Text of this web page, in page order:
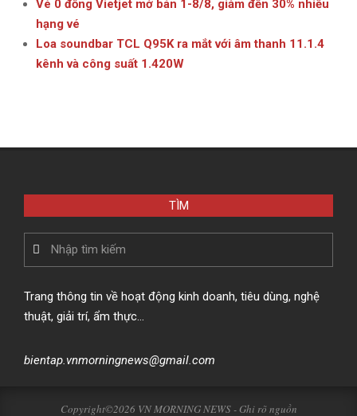
Vé 0 đồng Vietjet mở bán 1-8/8, giảm đến 30% nhiều
hạng vé
Loa soundbar TCL Q95K ra mắt với âm thanh 11.1.4
kênh và công suất 1.420W
TÌM
Trang thông tin về hoạt động kinh doanh, tiêu dùng, nghệ
thuật, giải trí, ẩm thực…
bientap.vnmorningnews@gmail.com
Copyright©2026 VN MORNING NEWS - Ghi rõ nguồn